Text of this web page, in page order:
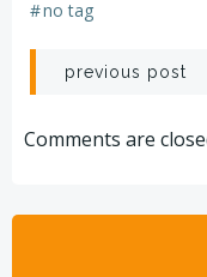
#no tag
Post
previous post
Comments are
Sök